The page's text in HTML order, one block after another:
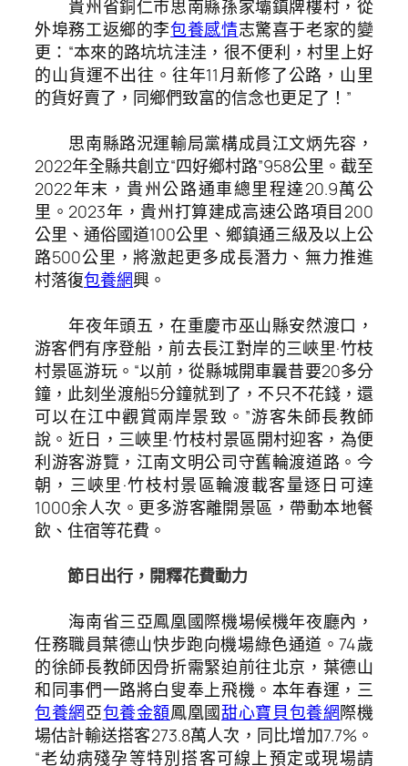
貴州省銅仁市思南縣孫家壩鎮牌樓村，從
外埠務工返鄉的李包養感情志驚喜于老家的變
更：“本來的路坑坑洼洼，很不便利，村里上好
的山貨運不出往。往年11月新修了公路，山里
的貨好賣了，同鄉們致富的信念也更足了！”
思南縣路況運輸局黨構成員江文炳先容，
2022年全縣共創立“四好鄉村路”958公里。截至
2022年末，貴州公路通車總里程達20.9萬公
里。2023年，貴州打算建成高速公路項目200
公里、通俗國道100公里、鄉鎮通三級及以上公
路500公里，將激起更多成長潛力、無力推進
村落復包養網興。
年夜年頭五，在重慶市巫山縣安然渡口，
游客們有序登船，前去長江對岸的三峽里·竹枝
村景區游玩。“以前，從縣城開車曩昔要20多分
鐘，此刻坐渡船5分鐘就到了，不只不花錢，還
可以在江中觀賞兩岸景致。”游客朱師長教師
說。近日，三峽里·竹枝村景區開村迎客，為便
利游客游覽，江南文明公司守舊輪渡道路。今
朝，三峽里·竹枝村景區輪渡載客量逐日可達
1000余人次。更多游客離開景區，帶動本地餐
飲、住宿等花費。
節日出行，開釋花費動力
海南省三亞鳳凰國際機場候機年夜廳內，
任務職員葉德山快步跑向機場綠色通道。74歲
的徐師長教師因骨折需緊迫前往北京，葉德山
和同事們一路將白叟奉上飛機。本年春運，三
包養網亞包養金額鳳凰國甜心寶貝包養網際機
場估計輸送搭客273.8萬人次，同比增加7.7%。
“老幼病殘孕等特別搭客可線上預定或現場請